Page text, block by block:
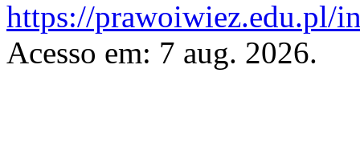
https://prawoiwiez.edu.pl/
Acesso em: 7 aug. 2026.